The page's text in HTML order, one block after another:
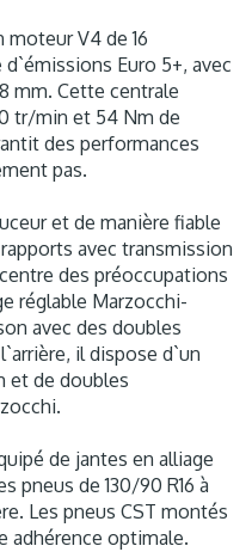
V4 de 16
Euro 5+, avec
mm. Cette centrale
tr/min et 54 Nm de
des performances
pas.
et de manière fiable
avec transmission
des préoccupations
réglable Marzocchi-
avec des doubles
il dispose d`un
et de doubles
de jantes en alliage
pneus de 130/90 R16 à
Les pneus CST montés
adhérence optimale.